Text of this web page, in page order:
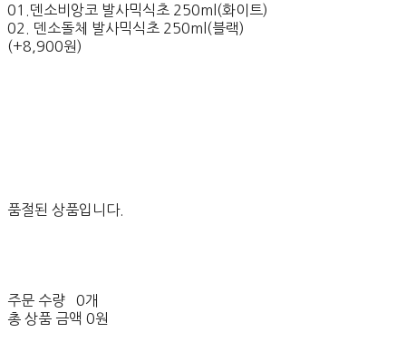
01.덴소비앙코 발사믹식초 250ml(화이트)
02. 덴소돌체 발사믹식초 250ml(블랙)
(+8,900원)
품절된 상품입니다.
주문 수량
0개
총 상품 금액 0원